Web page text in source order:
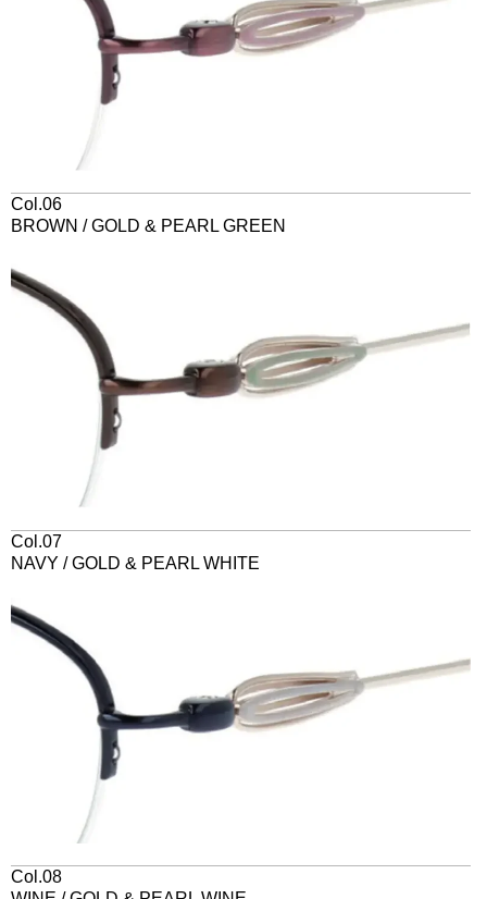
Col.06
BROWN / GOLD & PEARL GREEN
Col.07
NAVY / GOLD & PEARL WHITE
Col.08